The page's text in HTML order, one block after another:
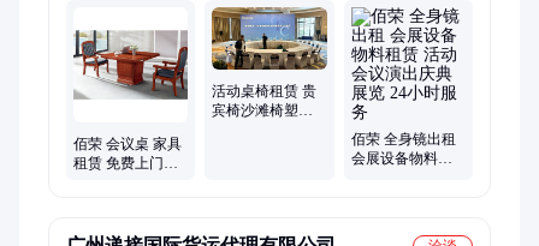
线铁马租赁、展览家具租赁、办公家具租赁、宴会桌椅租赁、茶
几租赁、户外家具租赁、家具租赁、贵宾椅、折叠桌椅租赁、欧
式沙发家具、吧桌吧椅、发光家具桌椅、古典家具桌椅、洽谈桌
椅租赁、床 单人双人 上下床、藤桌椅、露营桌椅租赁、面包凳
租赁、遮阳伞租赁、冰箱冰柜租赁、折叠椅租赁
佰荣 会议桌 家具
租赁 免费上门布
活动桌椅租赁 贵
宾椅沙滩椅塑料
佰荣 全身镜出租
会展设备物料租